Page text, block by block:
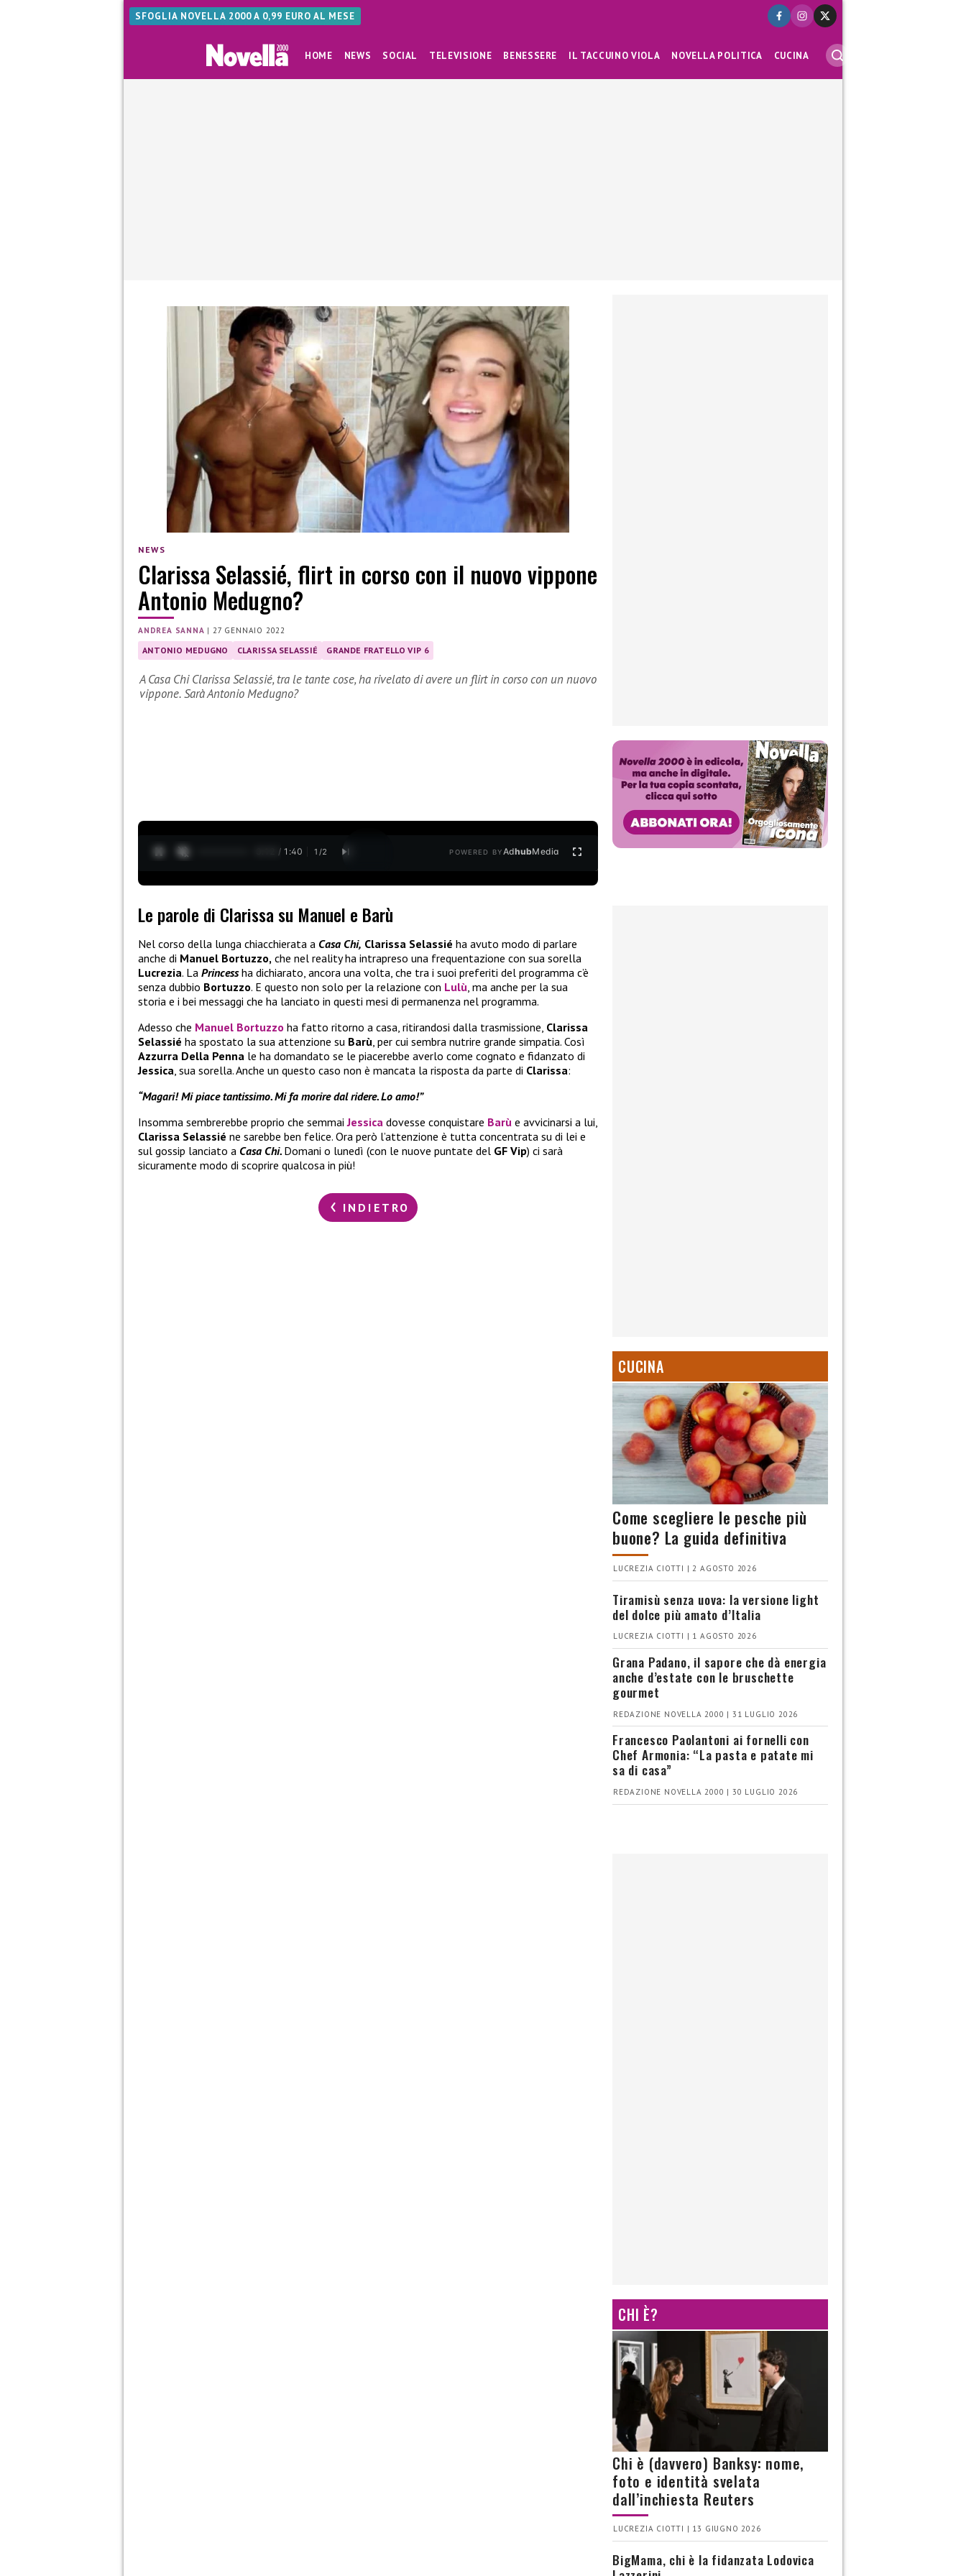
SFOGLIA NOVELLA 2000 A 0,99 EURO AL MESE
HOME NEWS SOCIAL TELEVISIONE BENESSERE IL TACCUINO VIOLA NOVELLA POLITICA CUCINA
NEWS
Clarissa Selassié, flirt in corso con il nuovo vippone
Antonio Medugno?
ANDREA SANNA |27 GENNAIO 2022
ANTONIO MEDUGNO CLARISSA SELASSIÉ GRANDE FRATELLO VIP 6
A Casa Chi Clarissa Selassié, tra le tante cose, ha rivelato di avere un flirt in corso con un nuovo
vippone. Sarà Antonio Medugno?
0:13 / 1:40 1 /2 POWERED BYAdhubMedia
Le parole di Clarissa su Manuel e Barù
Nel corso della lunga chiacchierata a Casa Chi, Clarissa Selassié ha avuto modo di parlare
anche di Manuel Bortuzzo, che nel reality ha intrapreso una frequentazione con sua sorella
Lucrezia. La Princessha dichiarato, ancora una volta, che tra i suoi preferiti del programma c’è
senza dubbio Bortuzzo. E questo non solo per la relazione con Lulù, ma anche per la sua
storia e i bei messaggi che ha lanciato in questi mesi di permanenza nel programma.
Adesso che Manuel Bortuzzo ha fatto ritorno a casa, ritirandosi dalla trasmissione, Clarissa
Selassié ha spostato la sua attenzione su Barù, per cui sembra nutrire grande simpatia. Così
Azzurra Della Penna le ha domandato se le piacerebbe averlo come cognato e fidanzato di
Jessica, sua sorella. Anche un questo caso non è mancata la risposta da parte di Clarissa:
“Magari! Mi piace tantissimo. Mi fa morire dal ridere. Lo amo!”
Insomma sembrerebbe proprio che semmaiJessica dovesse conquistare Barù e avvicinarsi a lui,
Clarissa Selassié ne sarebbe ben felice. Ora però l’attenzione è tutta concentrata su di lei e
sul gossip lanciato a Casa Chi. Domani o lunedì (con le nuove puntate del GF Vip) ci sarà
sicuramente modo di scoprire qualcosa in più!
INDIETRO
CUCINA
Come scegliere le pesche più
buone? La guida definitiva
LUCREZIA CIOTTI | 2 AGOSTO 2026
Tiramisù senza uova: la versione light
del dolce più amato d’Italia
LUCREZIA CIOTTI | 1 AGOSTO 2026
Grana Padano, il sapore che dà energia
anche d’estate con le bruschette
gourmet
REDAZIONE NOVELLA 2000 | 31 LUGLIO 2026
Francesco Paolantoni ai fornelli con
Chef Armonia: “La pasta e patate mi
sa di casa”
REDAZIONE NOVELLA 2000 | 30 LUGLIO 2026
CHI È?
Chi è (davvero) Banksy: nome,
foto e identità svelata
dall’inchiesta Reuters
LUCREZIA CIOTTI | 13 GIUGNO 2026
BigMama, chi è la fidanzata Lodovica